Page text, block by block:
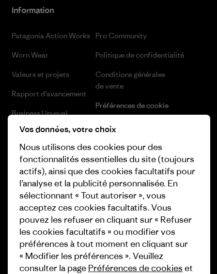
Information
Patagonia Action Works
Worn Wear
Valeurs et projets
Rapport d’avancement
Business Unusual
Objectifs climatiques
1% For The Planet
Comment nous
finançons
Nos magasins
Pro Community
Politique de confidentialité
Conditions générales
de vente
Préférences de cookie
Carrières
Presse et media
Industry program
Programme d’affiliation
Patagonia Luxembourg Plan du
site
Vos données, votre choix
Nous utilisons des cookies pour des
fonctionnalités essentielles du site (toujours
actifs), ainsi que des cookies facultatifs pour
l’analyse et la publicité personnalisée. En
sélectionnant « Tout autoriser », vous
acceptez ces cookies facultatifs. Vous
pouvez les refuser en cliquant sur « Refuser
les cookies facultatifs » ou modifier vos
préférences à tout moment en cliquant sur
« Modifier les préférences ». Veuillez
consulter la page Préférences de cookies et